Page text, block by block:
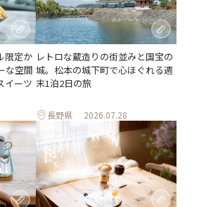
限定か
な空間
イーツ
レトロな蔵造りの街並みと国宝の
城。松本の城下町で心ほぐれる週
末1泊2日の旅
長野県 2026.07.28